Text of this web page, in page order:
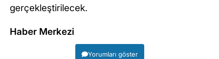
gerçekleştirilecek.
Haber Merkezi
Yorumları göster